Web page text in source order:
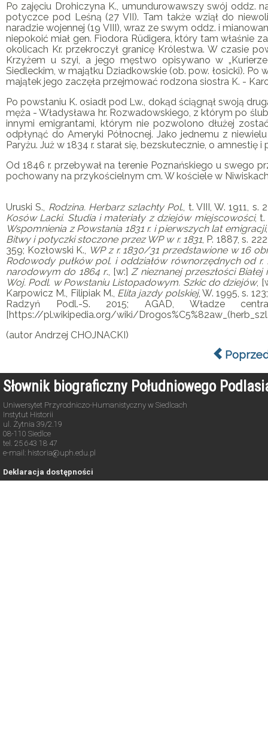
Po zajęciu Drohiczyna K., umundurowawszy swój oddz.
potyczce pod Leśną (27 VII). Tam także wziął do
naradzie wojennej (19 VIII), wraz ze swym oddz. i
niepokoić miał gen. Fiodora Rüdigera, który tam właśnie
okolicach Kr. przekroczył granicę Królestwa. W czasie
Krzyżem u szyi, a jego męstwo opisywano w
Siedleckim, w majątku Dziadkowskie (ob. pow. łosicki). Po
majątek jego zaczęła przejmować rodzona siostra K. -
Po powstaniu K. osiadł pod Lw., dokąd ściągnął swoją
męża - Władysława hr. Rozwadowskiego, z którym po
innymi emigrantami, którym nie pozwolono dłużej
odpłynąć do Ameryki Północnej. Jako jednemu z
Paryżu. Już w 1834 r. starał się, bezskutecznie, o amnestię
Od 1846 r. przebywał na terenie Poznańskiego u swego
pochowany na przykościelnym cm. W kościele w
Uruski S., Rodzina. Herbarz szlachty Pol., t. VIII, W. 1911, s.
Kosów Lacki. Studia i materiały z dziejów miejscowości, t.
Wspomnienia z Powstania 1831 r. i pierwszych lat emigracji
Bitwy i potyczki stoczone przez WP w r. 1831, P. 1887, s.
359; Kozłowski K., WP z r. 1830/31 przedstawione w 16
Rodowody pułków pol. i oddziałów równorzędnych od r.
narodowym do 1864 r., [w:] Z nieznanej przeszłości Białej
Woj. Podl. w Powstaniu Listopadowym. Szkic do dziejów,
Karpowicz M., Filipiak M., Elita jazdy polskiej, W. 1995, s.
Radzyń Podl.-S. 2015; AGAD, Władze
[https://pl.wikipedia.org/wiki/
(autor Andrzej CHOJNACKI)
Słownik biograficzny Południowego
Uniwersytet Przyrodniczo-Humanistyczny w Siedlcach
Instytut Historii
ul. Żytnia 39/2.19
08-110 Siedlce
tel. 25 643 18 47
e-mail: historia@uph.edu.pl
Deklaracja dostępności